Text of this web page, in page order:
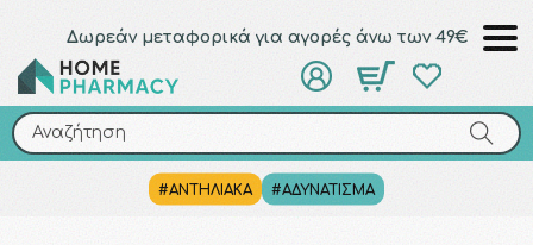
Δωρεάν μεταφορικά για αγορές άνω των 49€
Αναζήτηση
#ΑΝΤΗΛΙΑΚΑ #ΑΔΥΝΑΤΙΣΜΑ
Αναζήτηση